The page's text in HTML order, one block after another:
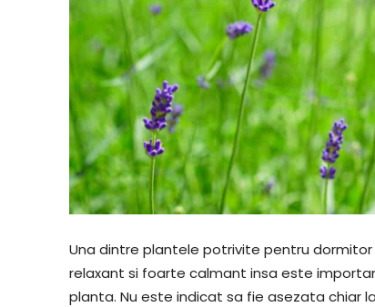
Una dintre plantele potrivite pentru
relaxant si foarte calmant insa este
planta. Nu este indicat sa fie asezata